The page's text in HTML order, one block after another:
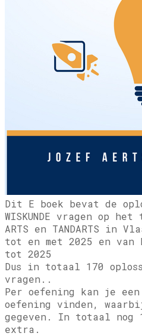
​Dit E boek bevat de
WISKUNDE vragen op
ARTS en TANDARTS in
tot en met 2025 en van
tot 2025
Dus in totaal 170
vragen..
Per oefening kan je
oefening vinden,
gegeven. In totaal nog
extra.